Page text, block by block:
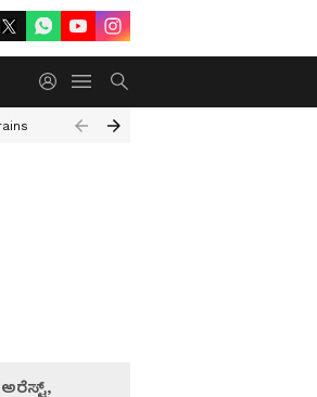
Airtel Prepaid Plan